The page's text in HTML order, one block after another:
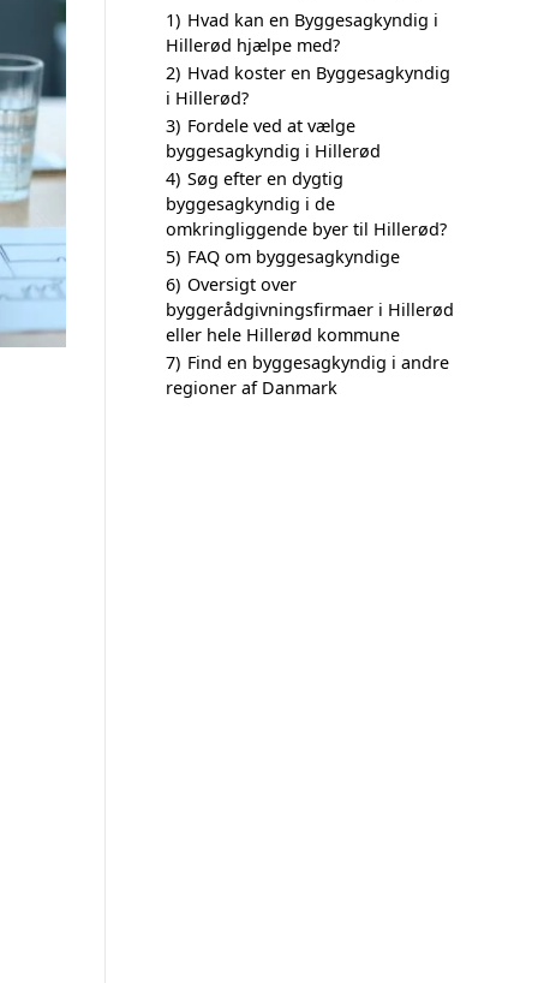
1) Hvad kan en Byggesagkyndig i
Hillerød hjælpe med?
2) Hvad koster en Byggesagkyndig
i Hillerød?
3) Fordele ved at vælge
byggesagkyndig i Hillerød
4) Søg efter en dygtig
byggesagkyndig i de
omkringliggende byer til Hillerød?
5) FAQ om byggesagkyndige
6) Oversigt over
byggerådgivningsfirmaer i Hillerød
eller hele Hillerød kommune
7) Find en byggesagkyndig i andre
regioner af Danmark